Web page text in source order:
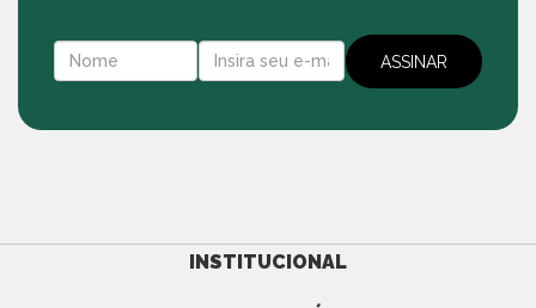
INSTITUCIONAL